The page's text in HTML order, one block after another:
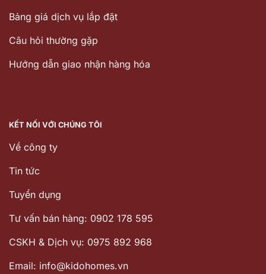
Bảng giá dịch vụ lắp đặt
Câu hỏi thường gặp
Hướng dẫn giao nhận hàng hóa
KẾT NỐI VỚI CHÚNG TÔI
Về công ty
Tin tức
Tuyển dụng
Tư vấn bán hàng: 0902 178 595
CSKH & Dịch vụ: 0975 892 968
Email: info@kidohomes.vn